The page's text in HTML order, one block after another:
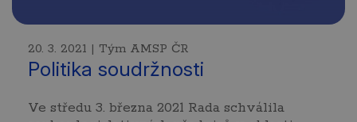
20. 3. 2021 | Tým AMSP ČR
Politika soudržnosti
Ve středu 3. března 2021 Rada schválila